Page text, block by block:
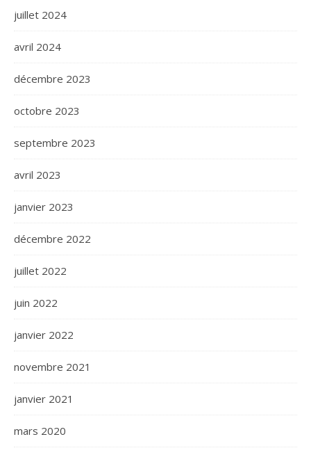
juillet 2024
avril 2024
décembre 2023
octobre 2023
septembre 2023
avril 2023
janvier 2023
décembre 2022
juillet 2022
juin 2022
janvier 2022
novembre 2021
janvier 2021
mars 2020